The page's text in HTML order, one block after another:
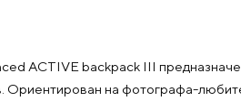
ACTIVE backpack III
Ориентирован на фотографа-